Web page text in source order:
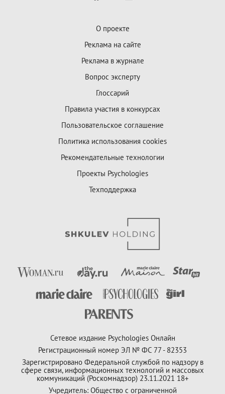
О проекте
Реклама на сайте
Реклама в журнале
Вопрос эксперту
Глоссарий
Правила участия в конкурсах
Пользовательское соглашение
Политика использования cookies
Рекомендательные технологии
Проекты Psychologies
Техподдержка
Сетевое издание Psychologies Онлайн
Регистрационный номер ЭЛ № ФС 77 - 82353
Зарегистрировано Федеральной службой по надзору в
сфере связи, информационных технологий и массовых
коммуникаций (Роскомнадзор) 23.11.2021 18+
Учредитель: Общество с ограниченной